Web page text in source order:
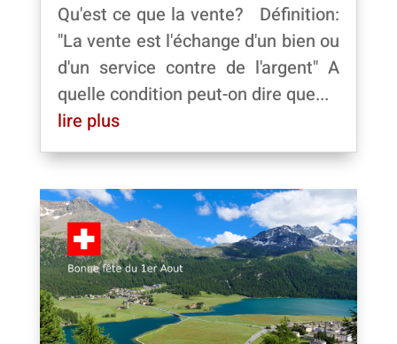
Qu'est ce que la vente? Définition:
"La vente est l'échange d'un bien ou
d'un service contre de l'argent" A
quelle condition peut-on dire que...
lire plus